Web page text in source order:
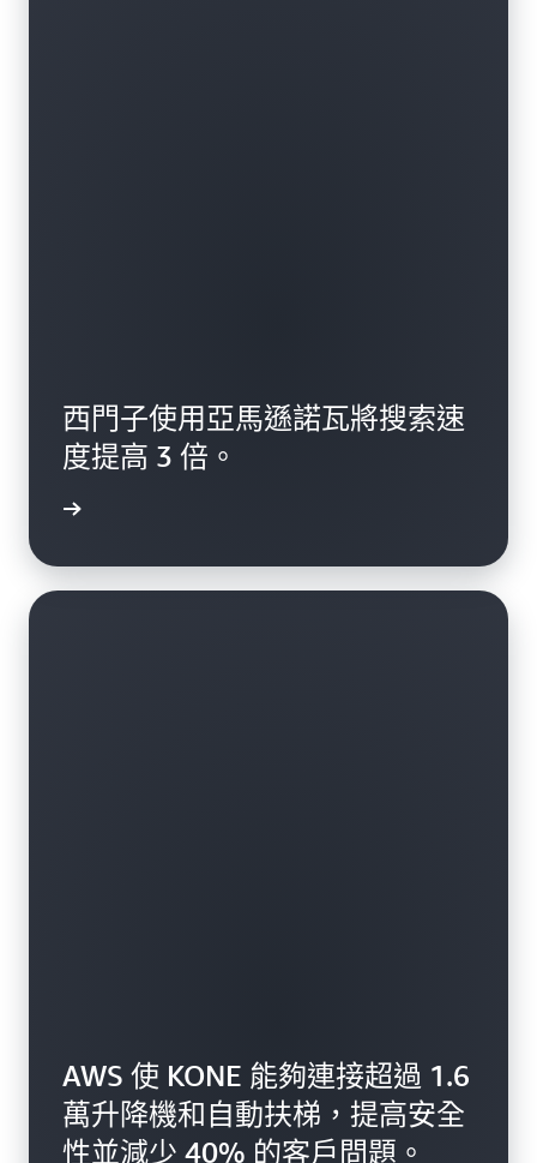
西門子使用亞馬遜諾瓦將搜索速
度提高 3 倍。
AWS 使 KONE 能夠連接超過 1.6
萬升降機和自動扶梯，提高安全
性並減少 40% 的客戶問題。